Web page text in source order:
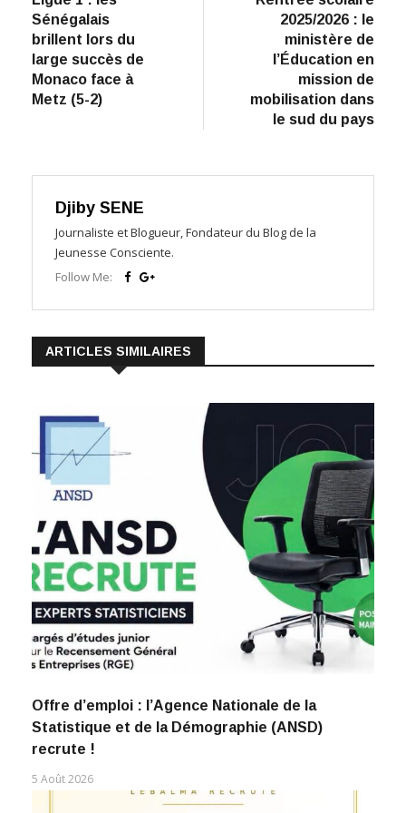
de
l’article
Sénégalais
brillent lors du
large succès de
Monaco face à
Metz (5-2)
2025/2026 : le
ministère de
l’Éducation en
mission de
mobilisation dans
le sud du pays
Djiby SENE
Journaliste et Blogueur, Fondateur du Blog de la
Jeunesse Consciente.
Follow Me:
ARTICLES SIMILAIRES
Offre d’emploi : l’Agence Nationale de la
Statistique et de la Démographie (ANSD)
recrute !
5 Août 2026